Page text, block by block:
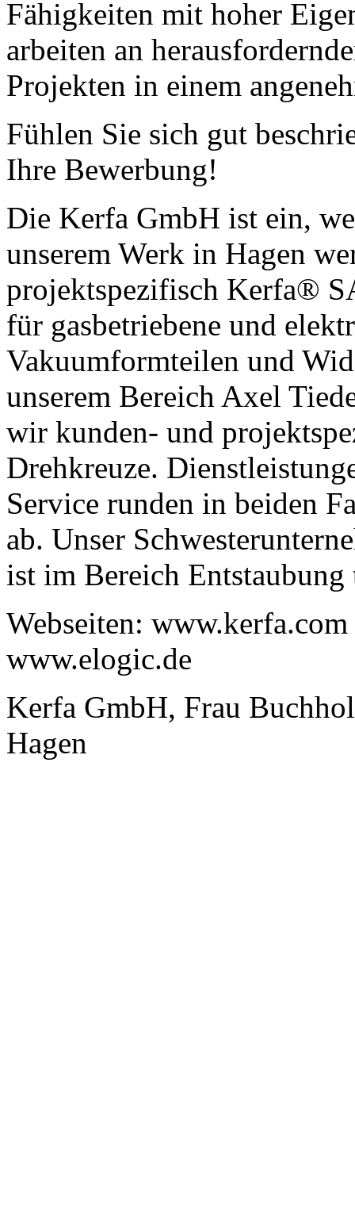
Fähigkeiten mit hoher
arbeiten an
Projekten in einem
Fühlen Sie sich gut
Ihre Bewerbung!
Die Kerfa GmbH ist ein,
unserem Werk in Hagen
projektspezifisch Kerfa®
für gasbetriebene und
Vakuumformteilen und
unserem Bereich Axel
wir kunden- und
Drehkreuze.
Service runden in beiden
ab. Unser
ist im Bereich Entstaubung
Webseiten:
www.elogic.de
Kerfa GmbH, Frau
Hagen